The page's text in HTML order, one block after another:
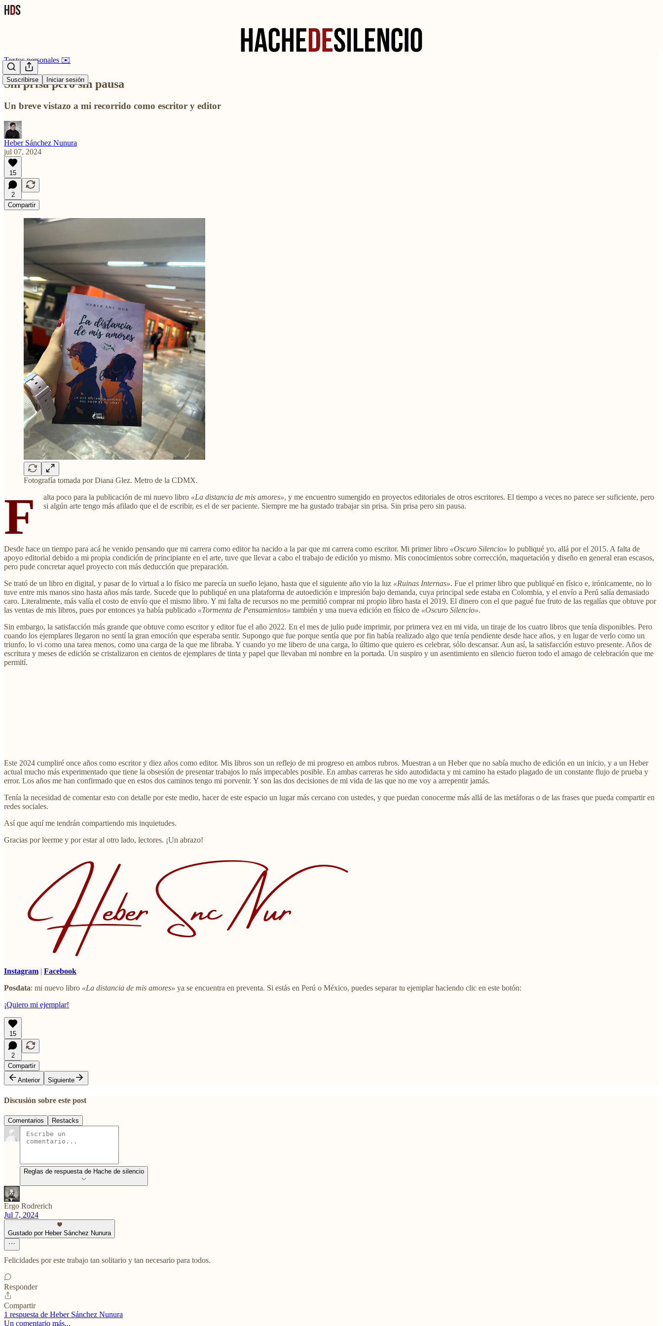
Suscribirse Iniciar sesión
Textos personales ✉️
Sin prisa pero sin pausa
Un breve vistazo a mi recorrido como escritor y editor
Heber Sánchez Nunura
jul 07, 2024
15
2
Compartir
Fotografía tomada por Diana Glez. Metro de la CDMX.
F alta poco para la publicación de mi nuevo libro «La distancia de mis amores», y me encuentro sumergido en proyectos editoriales de otros escritores. El tiempo a veces no parece ser suficiente, pero
si algún arte tengo más afilado que el de escribir, es el de ser paciente. Siempre me ha gustado trabajar sin prisa. Sin prisa pero sin pausa.
Desde hace un tiempo para acá he venido pensando que mi carrera como editor ha nacido a la par que mi carrera como escritor. Mi primer libro «Oscuro Silencio» lo publiqué yo, allá por el 2015. A falta de
apoyo editorial debido a mi propia condición de principiante en el arte, tuve que llevar a cabo el trabajo de edición yo mismo. Mis conocimientos sobre corrección, maquetación y diseño en general eran escasos,
pero pude concretar aquel proyecto con más deducción que preparación.
Se trató de un libro en digital, y pasar de lo virtual a lo físico me parecía un sueño lejano, hasta que el siguiente año vio la luz «Ruinas Internas». Fue el primer libro que publiqué en físico e, irónicamente, no lo
tuve entre mis manos sino hasta años más tarde. Sucede que lo publiqué en una plataforma de autoedición e impresión bajo demanda, cuya principal sede estaba en Colombia, y el envío a Perú salía demasiado
caro. Literalmente, más valía el costo de envío que el mismo libro. Y mi falta de recursos no me permitió comprar mi propio libro hasta el 2019. El dinero con el que pagué fue fruto de las regalías que obtuve por
las ventas de mis libros, pues por entonces ya había publicado «Tormenta de Pensamientos» también y una nueva edición en físico de «Oscuro Silencio».
Sin embargo, la satisfacción más grande que obtuve como escritor y editor fue el año 2022. En el mes de julio pude imprimir, por primera vez en mi vida, un tiraje de los cuatro libros que tenía disponibles. Pero
cuando los ejemplares llegaron no sentí la gran emoción que esperaba sentir. Supongo que fue porque sentía que por fin había realizado algo que tenía pendiente desde hace años, y en lugar de verlo como un
triunfo, lo vi como una tarea menos, como una carga de la que me libraba. Y cuando yo me libero de una carga, lo último que quiero es celebrar, sólo descansar. Aun así, la satisfacción estuvo presente. Años de
escritura y meses de edición se cristalizaron en cientos de ejemplares de tinta y papel que llevaban mi nombre en la portada. Un suspiro y un asentimiento en silencio fueron todo el amago de celebración que me
permití.
Este 2024 cumpliré once años como escritor y diez años como editor. Mis libros son un reflejo de mi progreso en ambos rubros. Muestran a un Heber que no sabía mucho de edición en un inicio, y a un Heber
actual mucho más experimentado que tiene la obsesión de presentar trabajos lo más impecables posible. En ambas carreras he sido autodidacta y mi camino ha estado plagado de un constante flujo de prueba y
error. Los años me han confirmado que en estos dos caminos tengo mi porvenir. Y son las dos decisiones de mi vida de las que no me voy a arrepentir jamás.
Tenía la necesidad de comentar esto con detalle por este medio, hacer de este espacio un lugar más cercano con ustedes, y que puedan conocerme más allá de las metáforas o de las frases que pueda compartir en
redes sociales.
Así que aquí me tendrán compartiendo mis inquietudes.
Gracias por leerme y por estar al otro lado, lectores. ¡Un abrazo!
Instagram | Facebook
Posdata: mi nuevo libro «La distancia de mis amores» ya se encuentra en preventa. Si estás en Perú o México, puedes separar tu ejemplar haciendo clic en este botón:
¡Quiero mi ejemplar!
15
2
Compartir
Anterior
Siguiente
Discusión sobre este post
Comentarios Restacks
Reglas de respuesta de Hache de silencio
Ergo Rodrerich
Jul 7, 2024
Gustado por Heber Sánchez Nunura
Felicidades por este trabajo tan solitario y tan necesario para todos.
Responder
Compartir
1 respuesta de Heber Sánchez Nunura
Un comentario más...